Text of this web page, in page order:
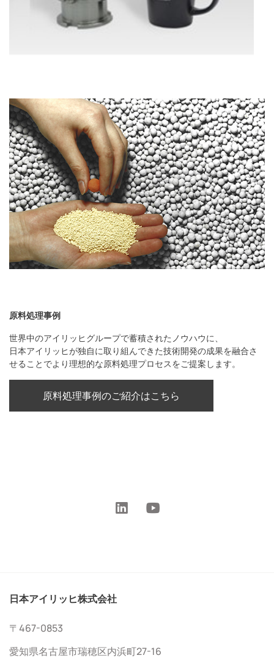
原料処理事例
世界中のアイリッヒグループで蓄積されたノウハウに、
日本アイリッヒが独自に取り組んできた技術開発の成果を融合さ
せることでより理想的な原料処理プロセスをご提案します。
原料処理事例のご紹介はこちら
日本アイリッヒ株式会社
〒467-0853
愛知県名古屋市瑞穂区内浜町27-16